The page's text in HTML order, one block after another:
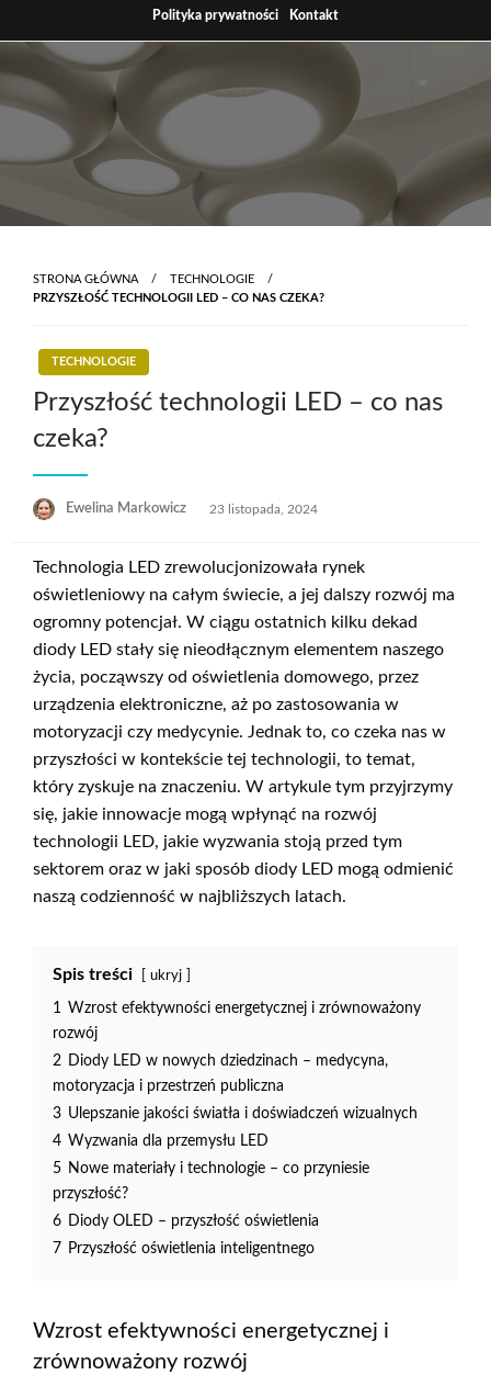
to
Polityka prywatności Kontakt
STRONA GŁÓWNA
TECHNOLOGIE
PRZYSZŁOŚĆ TECHNOLOGII LED – CO NAS CZEKA?
TECHNOLOGIE
Przyszłość technologii LED – co nas
czeka?
Ewelina Markowicz
Opublikowane
23 listopada, 2024
Technologia LED zrewolucjonizowała rynek
oświetleniowy na całym świecie, a jej dalszy rozwój ma
ogromny potencjał. W ciągu ostatnich kilku dekad
diody LED stały się nieodłącznym elementem naszego
życia, począwszy od oświetlenia domowego, przez
urządzenia elektroniczne, aż po zastosowania w
motoryzacji czy medycynie. Jednak to, co czeka nas w
przyszłości w kontekście tej technologii, to temat,
który zyskuje na znaczeniu. W artykule tym przyjrzymy
się, jakie innowacje mogą wpłynąć na rozwój
technologii LED, jakie wyzwania stoją przed tym
sektorem oraz w jaki sposób diody LED mogą odmienić
naszą codzienność w najbliższych latach.
Spis treści ukryj
1 Wzrost efektywności energetycznej i zrównoważony
rozwój
2 Diody LED w nowych dziedzinach – medycyna,
motoryzacja i przestrzeń publiczna
3 Ulepszanie jakości światła i doświadczeń wizualnych
4 Wyzwania dla przemysłu LED
5 Nowe materiały i technologie – co przyniesie
przyszłość?
6 Diody OLED – przyszłość oświetlenia
7 Przyszłość oświetlenia inteligentnego
Wzrost efektywności energetycznej i
zrównoważony rozwój